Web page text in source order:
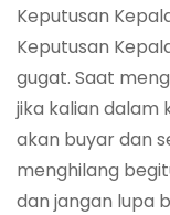
Keputusan
Keputusan
gugat. Saat
jika kalian dalam
akan buyar dan
menghilang
dan jangan lupa